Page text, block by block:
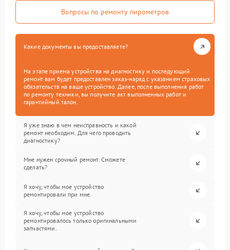
Вопросы по ремонту пирометров
Какие документы вы предоставляете?
На этапе приема устройства на диагностику и последующий
ремонт вам будет предоставлен заказ-наряд с указанием страховых
обязательств на ваше устройство. Далее, после выполнения работ
по ремонту техники, вы получите акт выполненных работ и
гарантийный талон.
Я уже знаю в чем неисправность и какой
ремонт необходим. Для чего проводить
диагностику?
Мне нужен срочный ремонт. Сможете
сделать?
Я хочу, чтобы мое устройство
ремонтировали при мне.
Я хочу, чтобы мое устройство
ремонтировалось только оригинальными
запчастями.